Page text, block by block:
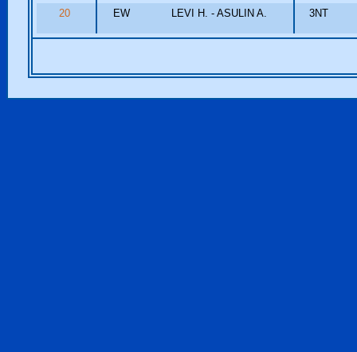
20 EW LEVI H. - ASULIN A. 3NT